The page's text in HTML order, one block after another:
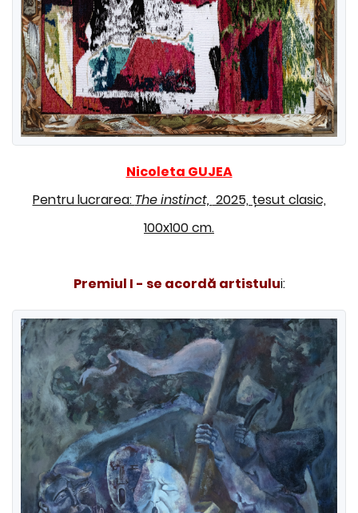
Nicoleta GUJEA
Pentru lucrarea: The instinct, 2025, țesut clasic,
100x100 cm.
Premiul I - se acordă artistului: